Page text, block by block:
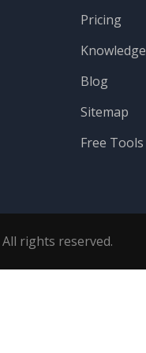
Pricing
Knowledge
Blog
Sitemap
Free Tools
rights reserved.